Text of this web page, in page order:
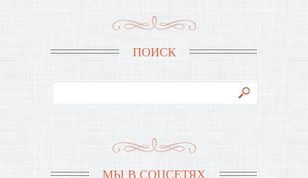
ПОИСК
МЫ В СОЦСЕТЯХ